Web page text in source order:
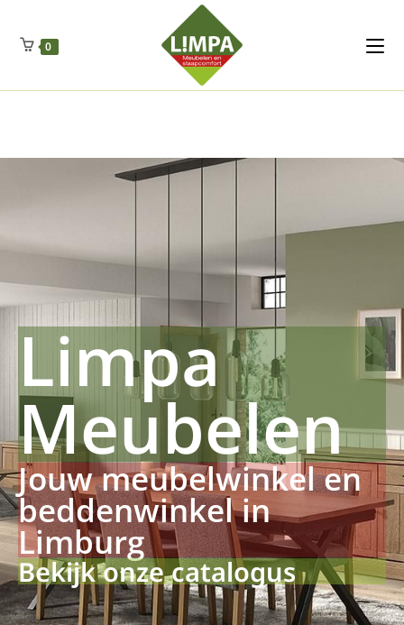
Regenschut
Drueckerpro
Fettsauren Dekemax Kapselmed
Luftkuhlen Zauberfan Netzfenste Insektensc
0
Limpa
Meubelen
Jouw meubelwinkel en
beddenwinkel in
Limburg
Bekijk onze catalogus